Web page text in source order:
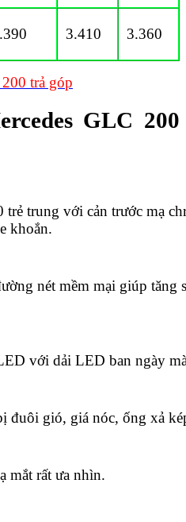
3.410 3.360
trả góp
GLC 200
trung với cản trước mạ
khoắn.
nét mềm mại giúp tăng
với dải LED ban ngày
đuôi gió, giá nóc, ống xả
mắt rất ưa nhìn.